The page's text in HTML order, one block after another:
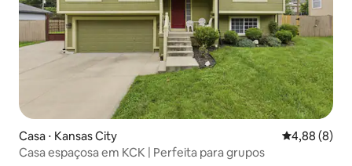
Casa ⋅ Kansas City 4,88 de uma
4,88 (8)
Casa espaçosa em KCK | Perfeita para grupos